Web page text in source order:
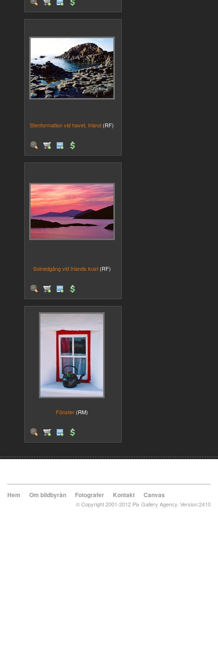
Stenformation vid havet, Irland (RF)
Solnedgång vid Irlands kust (RF)
Fönster (RM)
Hem Om bildbyrån Fotografer Kontakt Canvas
© Copyright 2001-2012 Pix Gallery Agency. Version:2410